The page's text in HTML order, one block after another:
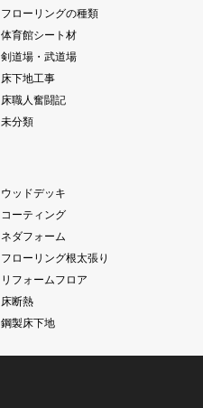
フローリングの種類
体育館シート材
剣道場・武道場
床下地工事
床職人奮闘記
未分類
ウッドデッキ
コーティング
ネダフォーム
フローリング根太張り
リフォームフロア
床断熱
鋼製床下地